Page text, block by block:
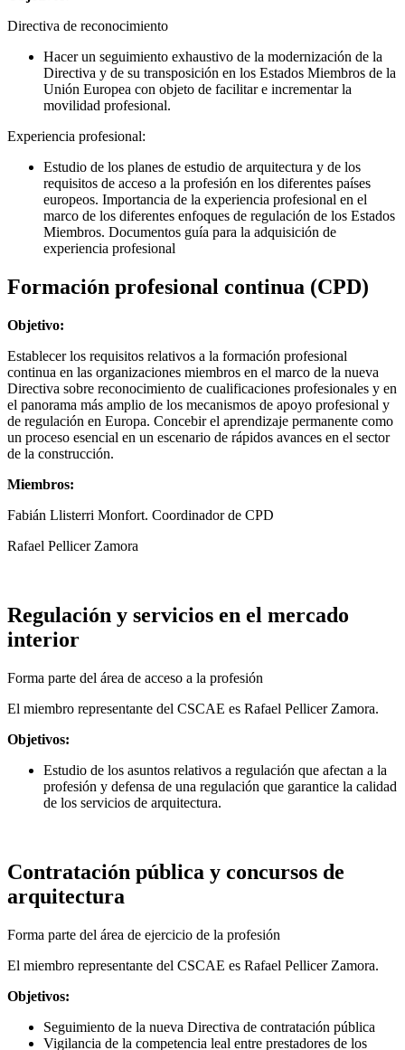
Directiva de reconocimiento
Hacer un seguimiento exhaustivo de la modernización de la
Directiva y de su transposición en los Estados Miembros de la
Unión Europea con objeto de facilitar e incrementar la
movilidad profesional.
Experiencia profesional:
Estudio de los planes de estudio de arquitectura y de los
requisitos de acceso a la profesión en los diferentes países
europeos. Importancia de la experiencia profesional en el
marco de los diferentes enfoques de regulación de los Estados
Miembros. Documentos guía para la adquisición de
experiencia profesional
Formación profesional continua (CPD)
Objetivo:
Establecer los requisitos relativos a la formación profesional
continua en las organizaciones miembros en el marco de la nueva
Directiva sobre reconocimiento de cualificaciones profesionales y en
el panorama más amplio de los mecanismos de apoyo profesional y
de regulación en Europa. Concebir el aprendizaje permanente como
un proceso esencial en un escenario de rápidos avances en el sector
de la construcción.
Miembros:
Fabián Llisterri Monfort. Coordinador de CPD
Rafael Pellicer Zamora
Regulación y servicios en el mercado
interior
Forma parte del área de acceso a la profesión
El miembro representante del CSCAE es Rafael Pellicer Zamora.
Objetivos:
Estudio de los asuntos relativos a regulación que afectan a la
profesión y defensa de una regulación que garantice la calidad
de los servicios de arquitectura.
Contratación pública y concursos de
arquitectura
Forma parte del área de ejercicio de la profesión
El miembro representante del CSCAE es Rafael Pellicer Zamora.
Objetivos:
Seguimiento de la nueva Directiva de contratación pública
Vigilancia de la competencia leal entre prestadores de los